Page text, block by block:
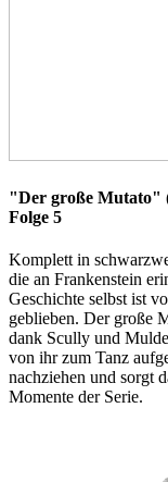
"Der große Mutato"
Folge 5
Komplett in
die an Frankenstein
Geschichte selbst ist
geblieben. Der große
dank Scully und
von ihr zum Tanz
nachziehen und sorgt
Momente der Serie.